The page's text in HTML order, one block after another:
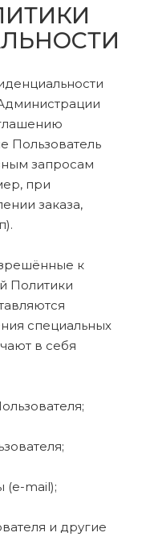
Пользователь
запросам
при
заказа,
к
Политики
специальных
в себя
(e-mail);
и другие